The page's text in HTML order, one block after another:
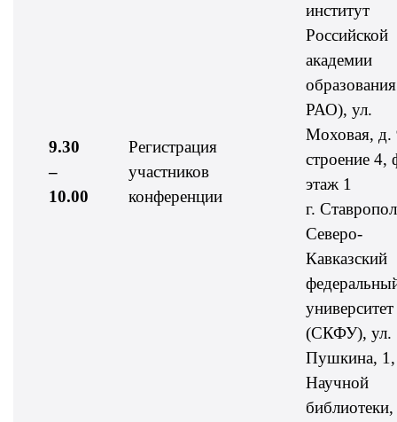
9.30
–
10.00
Регистрация
участников
конференции
институт
Российской
академии
РАО), ул.
Моховая, д.
строение 4,
этаж 1
г.
Северо-
Кавказский
университет
(СКФУ), ул.
Пушкина, 1,
Научной